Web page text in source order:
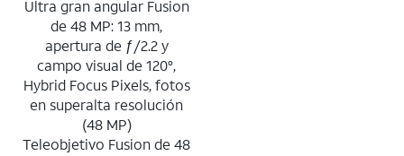
Ultra gran angular Fusion
de 48 MP: 13 mm,
apertura de ƒ/2.2 y
campo visual de 120°,
Hybrid Focus Pixels, fotos
en superalta resolución
(48 MP)
Teleobjetivo Fusion de 48